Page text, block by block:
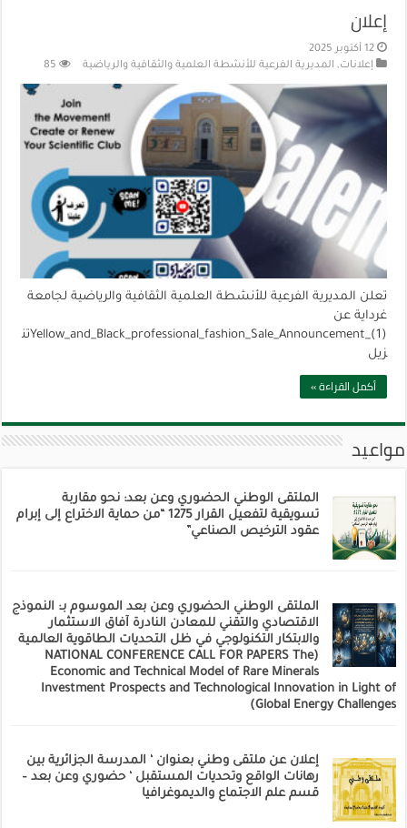
إعلان
12 أكتوبر 2025
إعلانات, المديرية الفرعية للأنشطة العلمية والثقافية والرياضية 85
تعلن المديرية الفرعية للأنشطة العلمية الثقافية والرياضية لجامعة
غرداية عن
Yellow_and_Black_professional_fashion_Sale_Announcement_(1)تن
زيل
أكمل القراءة »
مواعيد
الملتقى الوطني الحضوري وعن بعد: نحو مقاربة
تسويقية لتفعيل القرار 1275 “من حماية الاختراع إلى إبرام
عقود الترخيص الصناعي”
الملتقى الوطني الحضوري وعن بعد الموسوم بـ: النموذج
الاقتصادي والتقني للمعادن النادرة آفاق الاستثمار
والابتكار التكنولوجي في ظل التحديات الطاقوية العالمية
(NATIONAL CONFERENCE CALL FOR PAPERS The
Economic and Technical Model of Rare Minerals
Investment Prospects and Technological Innovation in Light of
Global Energy Challenges)
إعلان عن ملتقى وطني بعنوان ‘ المدرسة الجزائرية بين
رهانات الواقع وتحديات المستقبل ‘ حضوري وعن بعد –
قسم علم الاجتماع والديموغرافيا